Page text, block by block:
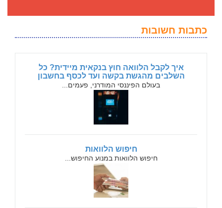
כתבות חשובות
איך לקבל הלוואה חוץ בנקאית מיידית? כל
השלבים מהגשת בקשה ועד לכסף בחשבון
בעולם הפיננסי המודרני, פעמים...
חיפוש הלוואות
חיפוש הלוואות במנוע החיפוש...